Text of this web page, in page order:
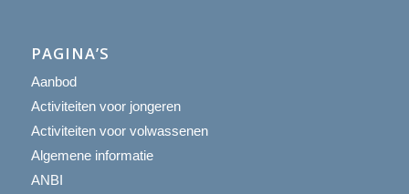
PAGINA’S
Aanbod
Activiteiten voor jongeren
Activiteiten voor volwassenen
Algemene informatie
ANBI